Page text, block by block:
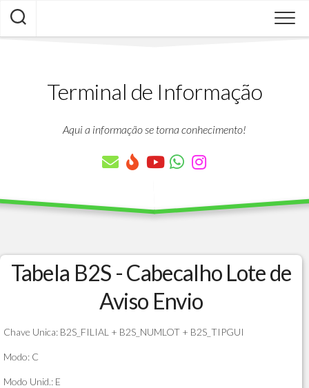
Skip
content
Terminal de Informação
Aqui a informação se torna conhecimento!
Tabela B2S - Cabecalho Lote de
Aviso Envio
Chave Unica: B2S_FILIAL + B2S_NUMLOT + B2S_TIPGUI
Modo: C
Modo Unid.: E